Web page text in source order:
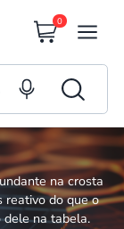
0
na crosta
reativo do que o
dele na tabela.